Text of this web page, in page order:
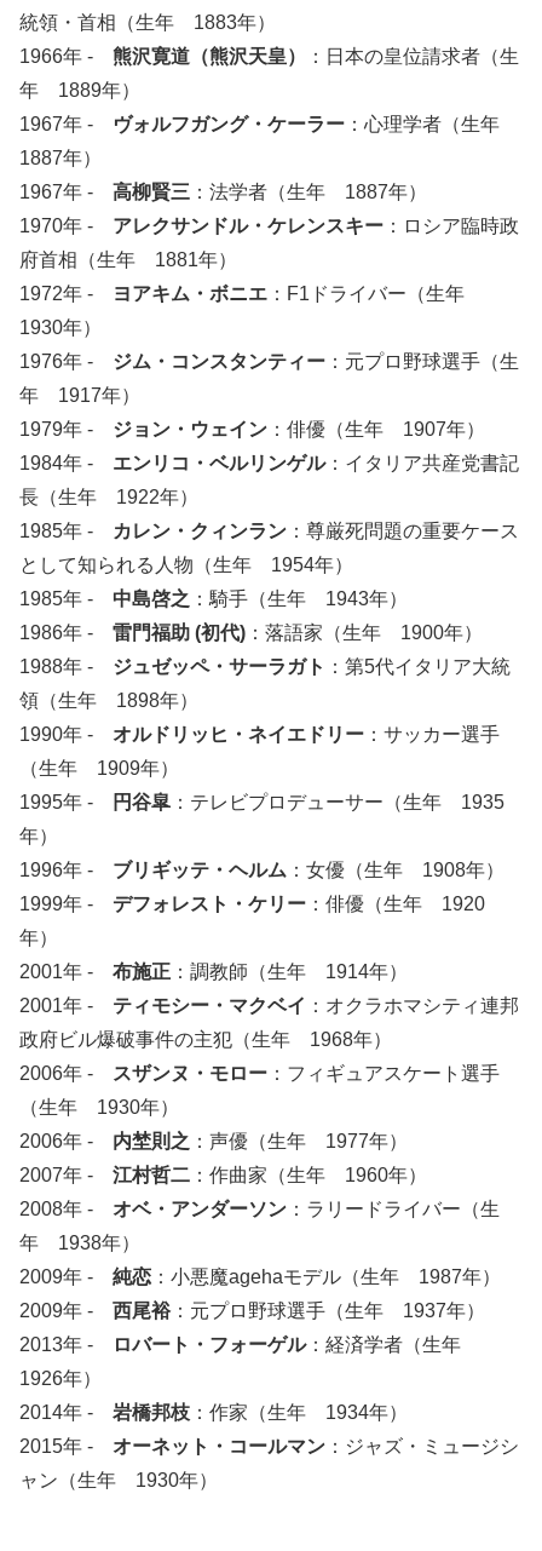
統領・首相（生年 1883年）
1966年 - 熊沢寛道（熊沢天皇）
：日本の皇位請求者（生
年 1889年）
1967年 -
ヴォルフガング・ケーラー ：心理学者（生年
1887年）
1967年 - 高柳賢三 ：法学者（生年 1887年）
1970年 - アレクサンドル・ケレンスキー ：ロシア臨時政
府首相（生年 1881年）
1972年 -
ヨアキム・ボニエ ：F1ドライバー（生年
1930年）
1976年 - ジム・コンスタンティー ：元プロ野球選手（生
年 1917年）
1979年 - ジョン・ウェイン ：俳優（生年 1907年）
1984年 - エンリコ・ベルリンゲル：イタリア共産党書記
長（生年 1922年）
1985年 -
カレン・クィンラン ：尊厳死問題の重要ケース
として知られる人物（生年 1954年）
1985年 - 中島啓之 ：騎手（生年 1943年）
1986年 - 雷門福助 (初代) ：落語家（生年 1900年）
1988年 - ジュゼッペ・サーラガト ：第5代イタリア大統
領（生年 1898年）
1990年 - オルドリッヒ・ネイエドリー ：サッカー選手
（生年 1909年）
1995年 -
円谷皐 ：テレビプロデューサー（生年 1935
年）
1996年 - ブリギッテ・ヘルム ：女優（生年 1908年）
1999年 - デフォレスト・ケリー ：俳優（生年 1920
年）
2001年 - 布施正 ：調教師（生年 1914年）
2001年 - ティモシー・マクベイ ：オクラホマシティ連邦
政府ビル爆破事件の主犯（生年 1968年）
2006年 -
スザンヌ・モロー ：フィギュアスケート選手
（生年 1930年）
2006年 - 内埜則之 ：声優（生年 1977年）
2007年 - 江村哲二 ：作曲家（生年 1960年）
2008年 - オベ・アンダーソン ：ラリードライバー（生
年 1938年）
2009年 - 純恋 ：小悪魔agehaモデル（生年 1987年）
2009年 - 西尾裕：元プロ野球選手（生年 1937年）
2013年 -
ロバート・フォーゲル：経済学者（生年
1926年）
2014年 - 岩橋邦枝 ：作家（生年 1934年）
2015年 - オーネット・コールマン ：ジャズ・ミュージシ
ャン（生年 1930年）